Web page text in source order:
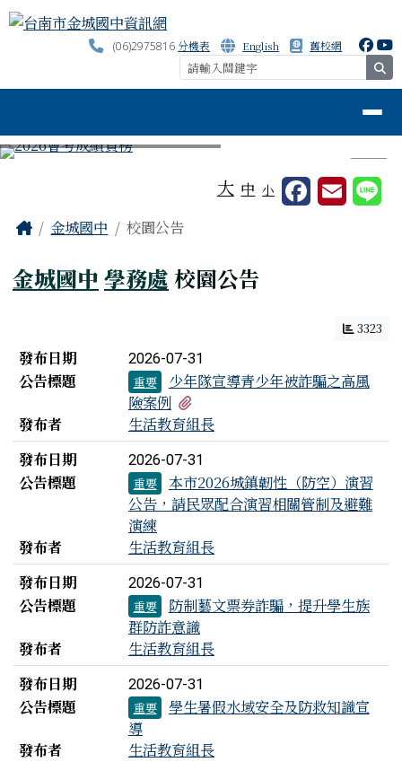
跳至主內容區
台南市金城國中資訊網
(06)2975816分機表 English 舊校網
⏸
大 中 小
主內容區域
Home
金城國中 校園公告
金城國中 學務處 校園公告
3323
新聞列表
發布日期 2026-07-31
公告標題 重要
少年隊宣導青少年被詐騙之高風
險案例
發布者
生活教育組長
發布日期
2026-07-31
公告標題 重要
本市2026城鎮韌性（防空）演習
公告，請民眾配合演習相關管制及避難
演練
發布者
生活教育組長
發布日期
2026-07-31
公告標題 重要
防制藝文票券詐騙，提升學生族
群防詐意識
發布者
生活教育組長
發布日期
2026-07-31
公告標題 重要
學生暑假水域安全及防救知識宣
導
發布者
生活教育組長
頁尾區域